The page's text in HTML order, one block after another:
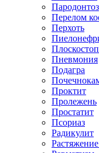
Пародонтоз
Перелом
Перхоть
Пневмония
Подагра
Проктит
Пролежень
Простатит
Псориаз
Радикулит